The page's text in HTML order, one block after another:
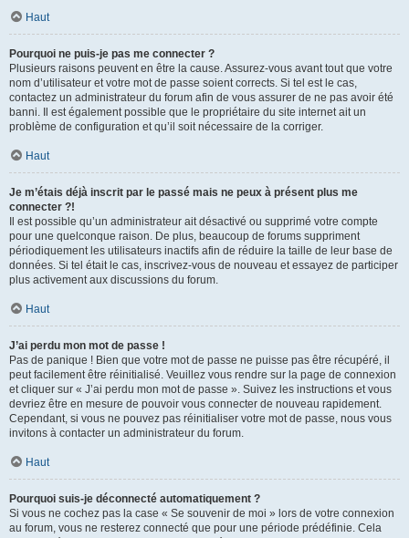
Haut
Pourquoi ne puis-je pas me connecter ?
Plusieurs raisons peuvent en être la cause. Assurez-vous avant tout que votre
nom d’utilisateur et votre mot de passe soient corrects. Si tel est le cas,
contactez un administrateur du forum afin de vous assurer de ne pas avoir été
banni. Il est également possible que le propriétaire du site internet ait un
problème de configuration et qu’il soit nécessaire de la corriger.
Haut
Je m’étais déjà inscrit par le passé mais ne peux à présent plus me
connecter ?!
Il est possible qu’un administrateur ait désactivé ou supprimé votre compte
pour une quelconque raison. De plus, beaucoup de forums suppriment
périodiquement les utilisateurs inactifs afin de réduire la taille de leur base de
données. Si tel était le cas, inscrivez-vous de nouveau et essayez de participer
plus activement aux discussions du forum.
Haut
J’ai perdu mon mot de passe !
Pas de panique ! Bien que votre mot de passe ne puisse pas être récupéré, il
peut facilement être réinitialisé. Veuillez vous rendre sur la page de connexion
et cliquer sur « J’ai perdu mon mot de passe ». Suivez les instructions et vous
devriez être en mesure de pouvoir vous connecter de nouveau rapidement.
Cependant, si vous ne pouvez pas réinitialiser votre mot de passe, nous vous
invitons à contacter un administrateur du forum.
Haut
Pourquoi suis-je déconnecté automatiquement ?
Si vous ne cochez pas la case « Se souvenir de moi » lors de votre connexion
au forum, vous ne resterez connecté que pour une période prédéfinie. Cela